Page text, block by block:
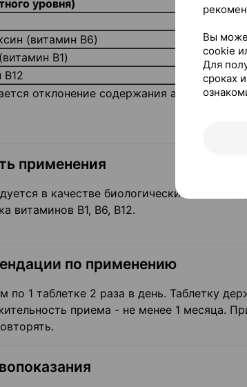
уровня)
(витамин B6)
B1)
отклонение содержания активных
применения
в качестве биологически активной
витаминов В1, В6, В12.
по применению
по 1 таблетке 2 раза в день. Таблетку
приема - не менее 1 месяца.
Вы
cookie
Для
сроках